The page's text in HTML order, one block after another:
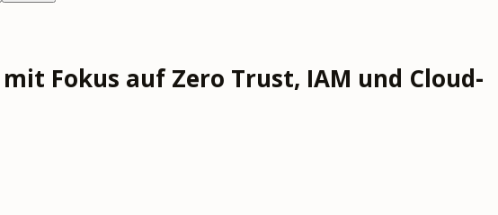
Fokus auf Zero Trust, IAM und Cloud-